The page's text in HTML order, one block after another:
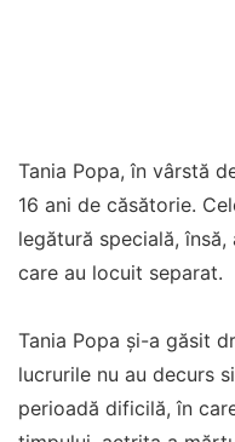
Tania Popa, în vârstă
16 ani de căsătorie.
legătură specială,
care au locuit separat.
Tania Popa și-a găsit
lucrurile nu au decurs
perioadă dificilă, în